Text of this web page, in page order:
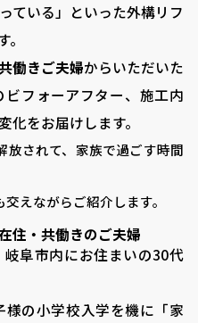
ている」といった外構リフ
働きご夫婦からいただいた
フォーアフター、施工内
をお届けします。
放されて、家族で過ごす時間
えながらご紹介します。
住・共働きのご夫婦
阜市内にお住まいの30代
の小学校入学を機に「家